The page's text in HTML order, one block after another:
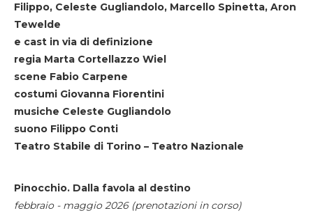
Filippo, Celeste Gugliandolo, Marcello Spinetta, Aron
Tewelde
e cast in via di definizione
regia Marta Cortellazzo Wiel
scene Fabio Carpene
costumi Giovanna Fiorentini
musiche Celeste Gugliandolo
suono Filippo Conti
Teatro Stabile di Torino – Teatro Nazionale
Pinocchio. Dalla favola al destino
febbraio - maggio 2026 (prenotazioni in corso)